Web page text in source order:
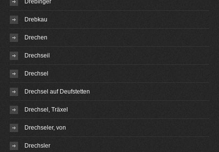
Drebinger
Drebkau
Drechen
Drechseil
Drechsel
Drechsel auf Deufstetten
Drechsel, Träxel
Drechseler, von
Drechsler